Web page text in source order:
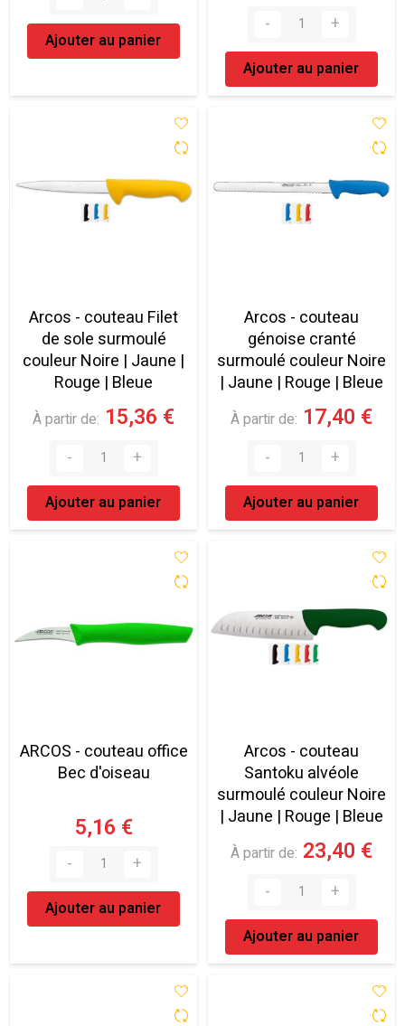
Ajouter au panier
Ajouter au panier
Arcos - couteau Filet
de sole surmoulé
couleur Noire | Jaune |
Rouge | Bleue
À partir de 15,36 €
Ajouter au panier
Arcos - couteau
génoise cranté
surmoulé couleur Noire
| Jaune | Rouge | Bleue
À partir de 17,40 €
Ajouter au panier
ARCOS - couteau office
Bec d'oiseau
5,16 €
Ajouter au panier
Arcos - couteau
Santoku alvéole
surmoulé couleur Noire
| Jaune | Rouge | Bleue
À partir de 23,40 €
Ajouter au panier